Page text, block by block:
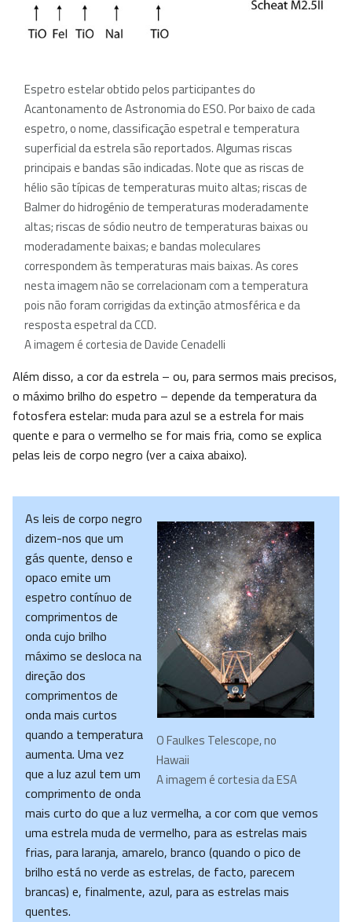
Espetro estelar obtido pelos participantes do
Acantonamento de Astronomia do ESO. Por baixo de cada
espetro, o nome, classificação espetral e temperatura
superficial da estrela são reportados. Algumas riscas
principais e bandas são indicadas. Note que as riscas de
hélio são típicas de temperaturas muito altas; riscas de
Balmer do hidrogénio de temperaturas moderadamente
altas; riscas de sódio neutro de temperaturas baixas ou
moderadamente baixas; e bandas moleculares
correspondem às temperaturas mais baixas. As cores
nesta imagem não se correlacionam com a temperatura
pois não foram corrigidas da extinção atmosférica e da
resposta espetral da CCD.
A imagem é cortesia de Davide Cenadelli
Além disso, a cor da estrela – ou, para sermos mais precisos,
o máximo brilho do espetro – depende da temperatura da
fotosfera estelar: muda para azul se a estrela for mais
quente e para o vermelho se for mais fria, como se explica
pelas leis de corpo negro (ver a caixa abaixo).
O Faulkes Telescope, no
Hawaii
A imagem é cortesia da ESA
As leis de corpo negro
dizem-nos que um
gás quente, denso e
opaco emite um
espetro contínuo de
comprimentos de
onda cujo brilho
máximo se desloca na
direção dos
comprimentos de
onda mais curtos
quando a temperatura
aumenta. Uma vez
que a luz azul tem um
comprimento de onda
mais curto do que a luz vermelha, a cor com que vemos
uma estrela muda de vermelho, para as estrelas mais
frias, para laranja, amarelo, branco (quando o pico de
brilho está no verde as estrelas, de facto, parecem
brancas) e, finalmente, azul, para as estrelas mais
quentes.